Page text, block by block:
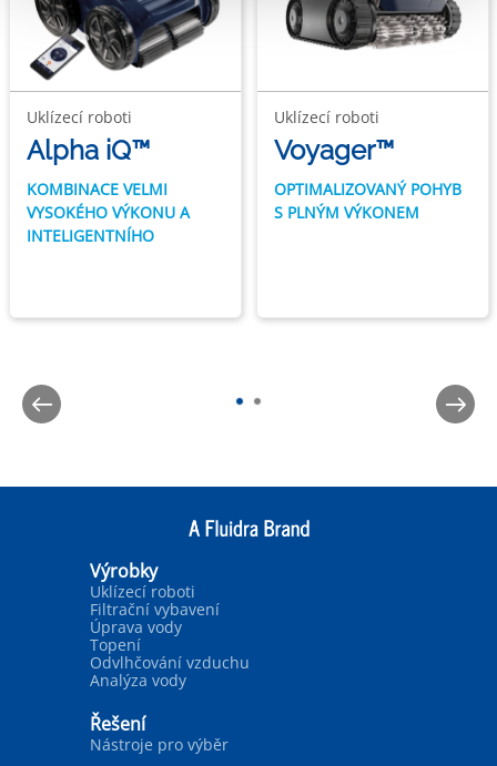
Uklízecí roboti
Alpha iQ™
KOMBINACE VELMI
VYSOKÉHO VÝKONU A
INTELIGENTNÍHO
Uklízecí roboti
Voyager™
OPTIMALIZOVANÝ POHYB
S PLNÝM VÝKONEM
Výrobky
Uklízecí roboti
Filtrační vybavení
Úprava vody
Topení
Odvlhčování vzduchu
Analýza vody
Řešení
Nástroje pro výběr